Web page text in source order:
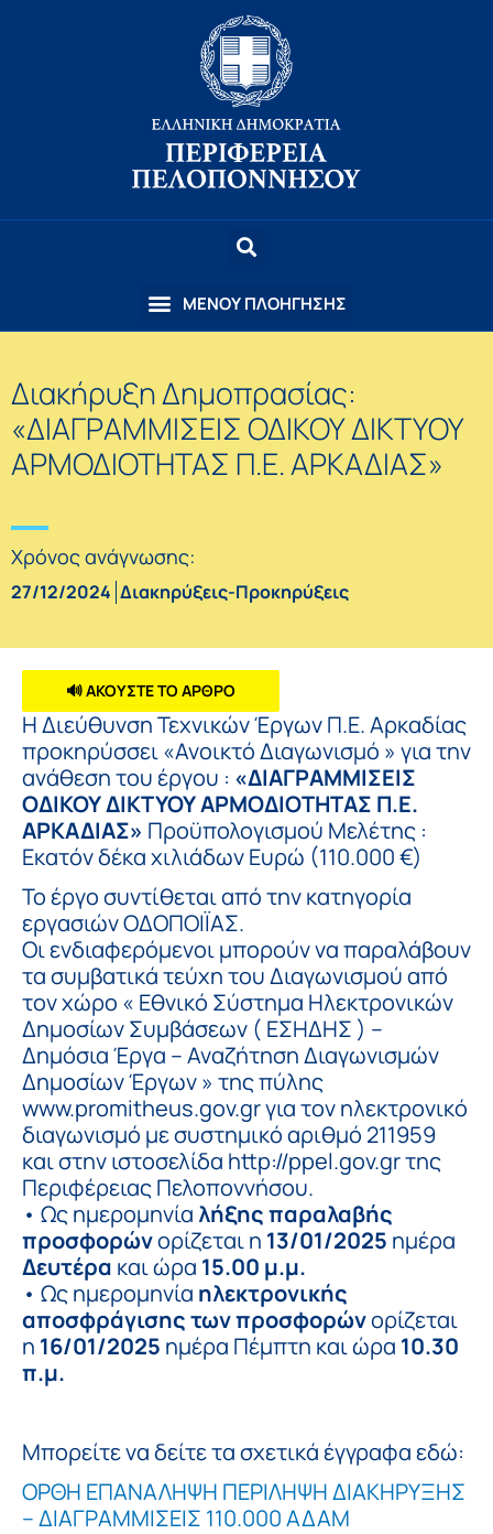
Διακήρυξη Δημοπρασίας:
«ΔΙΑΓΡΑΜΜΙΣΕΙΣ ΟΔΙΚΟΥ ΔΙΚΤΥΟΥ
ΑΡΜΟΔΙΟΤΗΤΑΣ Π.Ε. ΑΡΚΑΔΙΑΣ»
Χρόνος ανάγνωσης:
27/12/2024 Διακηρύξεις-Προκηρύξεις
🔊 ΑΚΟΥΣΤΕ ΤΟ ΑΡΘΡΟ
Η Διεύθυνση Τεχνικών Έργων Π.Ε. Αρκαδίας
προκηρύσσει «Ανοικτό Διαγωνισμό » για την
ανάθεση του έργου : «ΔΙΑΓΡΑΜΜΙΣΕΙΣ
ΟΔΙΚΟΥ ΔΙΚΤΥΟΥ ΑΡΜΟΔΙΟΤΗΤΑΣ Π.Ε.
ΑΡΚΑΔΙΑΣ» Προϋπολογισμού Μελέτης :
Εκατόν δέκα χιλιάδων Ευρώ (110.000 €)
Το έργο συντίθεται από την κατηγορία
εργασιών ΟΔΟΠΟΙΪΑΣ.
Οι ενδιαφερόμενοι μπορούν να παραλάβουν
τα συμβατικά τεύχη του Διαγωνισμού από
τον χώρο « Εθνικό Σύστημα Ηλεκτρονικών
Δημοσίων Συμβάσεων ( ΕΣΗΔΗΣ ) –
Δημόσια Έργα – Αναζήτηση Διαγωνισμών
Δημοσίων Έργων » της πύλης
www.promitheus.gov.gr για τον ηλεκτρονικό
διαγωνισμό με συστημικό αριθμό 211959
και στην ιστοσελίδα http://ppel.gov.gr της
Περιφέρειας Πελοποννήσου.
• Ως ημερομηνία λήξης παραλαβής
προσφορώνορίζεται η 13/01/2025 ημέρα
Δευτέρα και ώρα 15.00 μ.μ.
• Ως ημερομηνία ηλεκτρονικής
αποσφράγισης των προσφορώνορίζεται
η 16/01/2025 ημέρα Πέμπτη και ώρα 10.30
π.μ.
Μπορείτε να δείτε τα σχετικά έγγραφα εδώ:
ΟΡΘΗ ΕΠΑΝΑΛΗΨΗ ΠΕΡΙΛΗΨΗ ΔΙΑΚΗΡΥΞΗΣ
– ΔΙΑΓΡΑΜΜΙΣΕΙΣ 110.000 ΑΔΑΜ